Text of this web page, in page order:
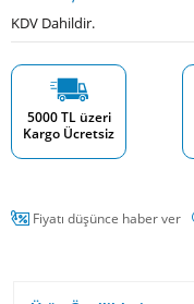
KDV Dahildir.
5000 TL üzeri
Kargo Ücretsiz
Fiyatı düşünce haber ver